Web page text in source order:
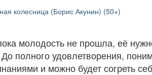
колесница (Борис Акунин) (50+)
молодость не прошла, её
До полного удовлетворения,
и можно будет согреть